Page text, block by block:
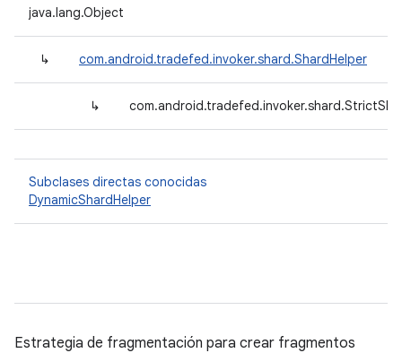
java.lang.Object
↳ com.android.tradefed.invoker.shard.ShardHelper
↳
Subclases directas conocidas
DynamicShardHelper
Estrategia de fragmentación para crear fragmentos